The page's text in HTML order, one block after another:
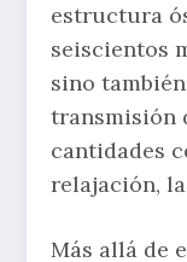
estructura
seiscientos
sino
transmisión
cantidades
relajación,
Más allá de